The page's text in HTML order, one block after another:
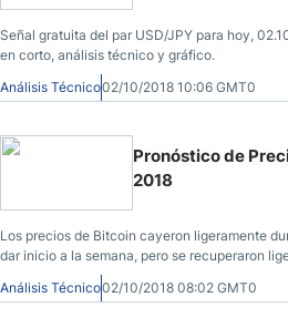
Señal gratuita del par USD/JPY para hoy,
en corto, análisis técnico y gráfico.
Análisis Técnico02/10/2018 10:06 GMT0
Pronóstico de
2018
Los precios de Bitcoin cayeron ligeramente
dar inicio a la semana, pero se recuperaron
Análisis Técnico02/10/2018 08:02 GMT0